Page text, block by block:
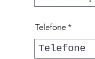
Telefone